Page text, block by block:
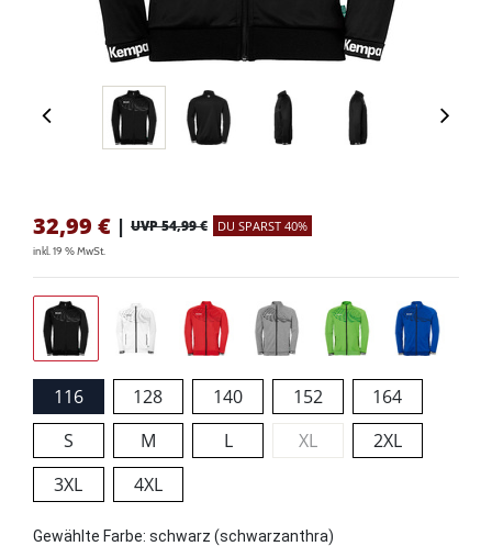
32,99 € | UVP 54,99 € DU SPARST 40%
inkl. 19 % MwSt.
116 128 140 152
164
S
M L XL
2XL
3XL
4XL
Gewählte Farbe: schwarz (schwarzanthra)